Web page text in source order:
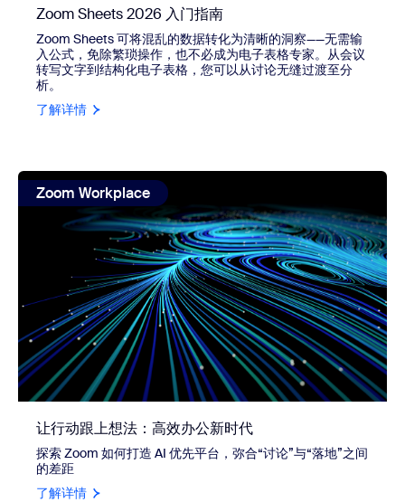
Zoom Sheets 2026 入门指南
Zoom Sheets 可将混乱的数据转化为清晰的洞察——无需输
入公式，免除繁琐操作，也不必成为电子表格专家。从会议
转写文字到结构化电子表格，您可以从讨论无缝过渡至分
析。
了解详情
view: 让行动跟上想法：高效办公新时代
Zoom Workplace
让行动跟上想法：高效办公新时代
探索 Zoom 如何打造 AI 优先平台，弥合“讨论”与“落地”之间
的差距
了解详情